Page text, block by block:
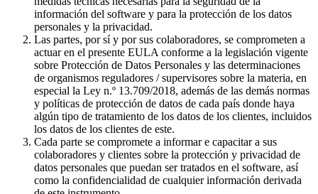
información del software y para la protección de los datos
personales y la privacidad.
Las partes, por sí y por sus colaboradores, se comprometen a
actuar en el presente EULA conforme a la legislación vigente
sobre Protección de Datos Personales y las determinaciones
de organismos reguladores / supervisores sobre la materia, en
especial la Ley n.º 13.709/2018, además de las demás normas
y políticas de protección de datos de cada país donde haya
algún tipo de tratamiento de los datos de los clientes, incluidos
los datos de los clientes de este.
Cada parte se compromete a informar e capacitar a sus
colaboradores y clientes sobre la protección y privacidad de
datos personales que puedan ser tratados en el software, así
como la confidencialidad de cualquier información derivada